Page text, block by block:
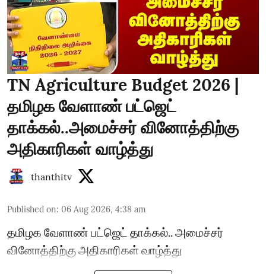
TN Agriculture Budget 2026 |
தமிழக வேளாண் பட்ஜெட்
தாக்கல்..அமைச்சர் வினோத்திற்கு
அதிகாரிகள் வாழ்த்து
thanthitv
Published on: 06 Aug 2026, 4:38 am
தமிழக வேளாண் பட்ஜெட் தாக்கல்.. அமைச்சர்
வினோத்திற்கு அதிகாரிகள் வாழ்த்து